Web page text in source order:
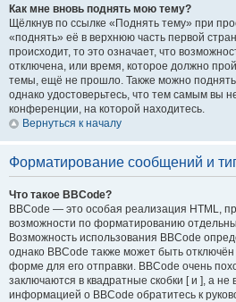
Как мне вновь поднять мою тему?
Щёлкнув по ссылке «Поднять тему» при
«поднять» её в верхнюю часть первой
происходит, то это означает, что
отключена, или время, которое должно
темы, ещё не прошло. Также можно поднять
однако удостоверьтесь, что тем самым вы
конференции, на которой находитесь.
Вернуться к началу
Форматирование сообщений и
Что такое BBCode?
BBCode — это особая реализация HTML,
возможности по форматированию
Возможность использования BBCode
однако BBCode также может быть
форме для его отправки. BBCode очень
заключаются в квадратные скобки [ и ], а не
информацией о BBCode обратитесь к